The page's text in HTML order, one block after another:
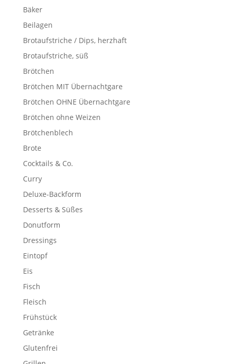
Bäker
Beilagen
Brotaufstriche / Dips, herzhaft
Brotaufstriche, süß
Brötchen
Brötchen MIT Übernachtgare
Brötchen OHNE Übernachtgare
Brötchen ohne Weizen
Brötchenblech
Brote
Cocktails & Co.
Curry
Deluxe-Backform
Desserts & Süßes
Donutform
Dressings
Eintopf
Eis
Fisch
Fleisch
Frühstück
Getränke
Glutenfrei